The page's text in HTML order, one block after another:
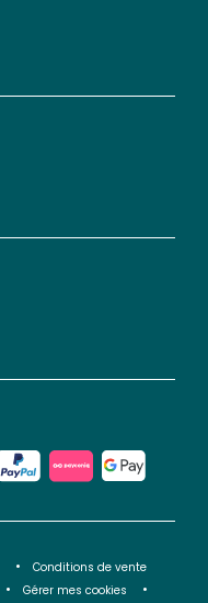
Conditions de vente
Gérer mes cookies